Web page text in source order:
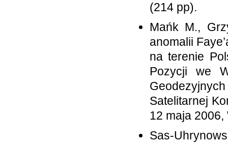
(214 pp).
Mańk M.,
anomalii
na terenie
Pozycji we
Satelitarnej
12 maja 2006,
Sas-